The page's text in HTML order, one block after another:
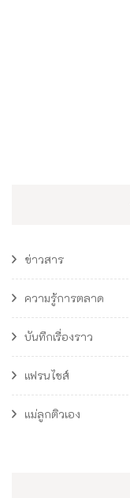
ข่าวสาร
ความรู้การตลาด
บันทึกเรื่องราว
แฟรนไชส์
แม่ลูกติวเอง